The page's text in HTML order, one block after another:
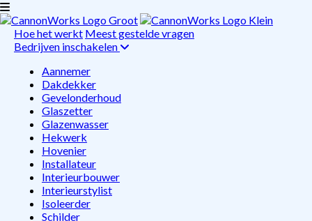
Hoe het werkt Meest gestelde vragen
Bedrijven inschakelen
Aannemer
Dakdekker
Gevelonderhoud
Glaszetter
Glazenwasser
Hekwerk
Hovenier
Installateur
Interieurbouwer
Interieurstylist
Isoleerder
Schilder